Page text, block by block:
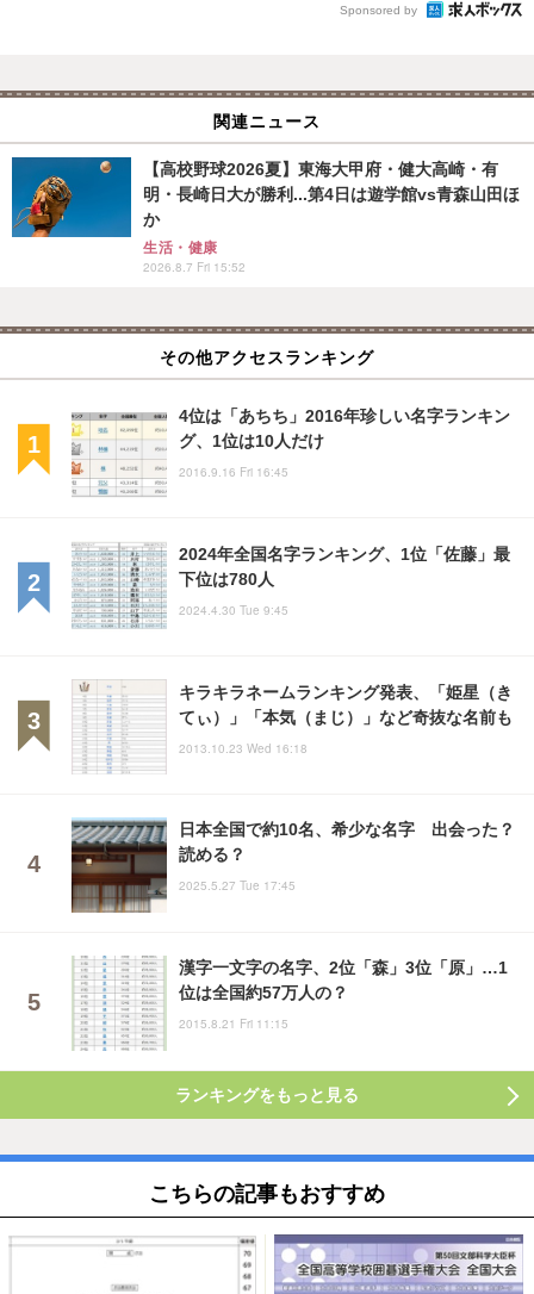
Sponsored by
関連ニュース
【高校野球2026夏】東海大甲府・健大高崎・有
明・長崎日大が勝利...第4日は遊学館vs青森山田ほ
か
生活・健康
2026.8.7 Fri 15:52
その他アクセスランキング
4位は「あちち」2016年珍しい名字ランキン
グ、1位は10人だけ
2016.9.16 Fri 16:45
2024年全国名字ランキング、1位「佐藤」最
下位は780人
2024.4.30 Tue 9:45
キラキラネームランキング発表、「姫星（き
てぃ）」「本気（まじ）」など奇抜な名前も
2013.10.23 Wed 16:18
日本全国で約10名、希少な名字 出会った？
読める？
2025.5.27 Tue 17:45
漢字一文字の名字、2位「森」3位「原」…1
位は全国約57万人の？
2015.8.21 Fri 11:15
ランキングをもっと見る
こちらの記事もおすすめ